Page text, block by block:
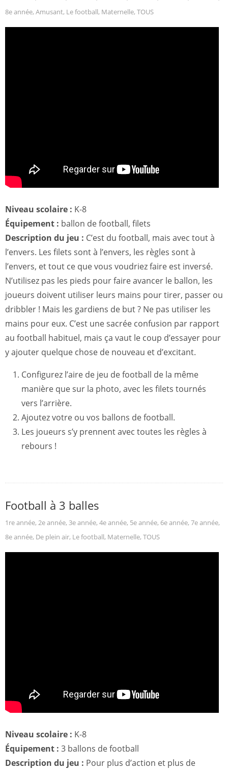
8e année, Amusant, Le football, Maternelle, TOUS
Niveau scolaire : K-8
Équipement : ballon de football, filets
Description du jeu : C’est du football, mais avec tout à
l’envers. Les filets sont à l’envers, les règles sont à
l’envers, et tout ce que vous voudriez faire est inversé.
N’utilisez pas les pieds pour faire avancer le ballon, les
joueurs doivent utiliser leurs mains pour tirer, passer ou
dribbler ! Mais les gardiens de but ? Ne pas utiliser les
mains pour eux. C’est une sacrée confusion par rapport
au football habituel, mais ça vaut le coup d’essayer pour
y ajouter quelque chose de nouveau et d’excitant.
Configurez l’aire de jeu de football de la même
manière que sur la photo, avec les filets tournés
vers l’arrière.
Ajoutez votre ou vos ballons de football.
Les joueurs s’y prennent avec toutes les règles à
rebours !
Football à 3 balles
1re année, 2e année, 3e année, 4e année, 5e année, 6e année, 7e année,
8e année, De plein air, Le football, Maternelle, TOUS
Niveau scolaire : K-8
Équipement : 3 ballons de football
Description du jeu : Pour plus d’action et plus de